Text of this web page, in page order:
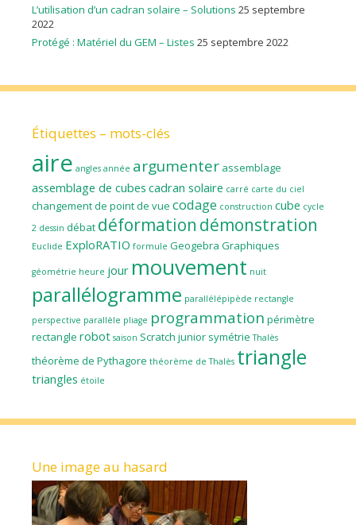
L’utilisation d’un cadran solaire – Solutions 25 septembre
2022
Protégé : Matériel du GEM – Listes 25 septembre 2022
Étiquettes – mots-clés
aire angles année argumenter assemblage
assemblage de cubes cadran solaire carré carte du ciel
changement de point de vue codage construction cube cycle
2 dessin débat déformation démonstration
Euclide ExploRATIO formule Geogebra Graphiques
géométrie heure jour mouvement nuit
parallélogramme parallélépipède rectangle
perspective parallèle pliage programmation périmètre
rectangle robot saison Scratch junior symétrie Thalès
théorème de Pythagore théorème de Thalès triangle
triangles étoile
Une image au hasard